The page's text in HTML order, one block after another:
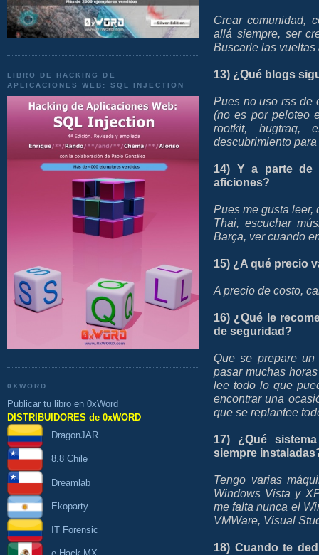
LIBRO DE HACKING DE
APLICACIONES WEB: SQL INJECTION
0XWORD
Publicar tu libro en 0xWord
DISTRIBUIDORES de 0xWORD
DragonJAR
8.8 Chile
Dreamlab
Ekoparty
IT Forensic
Crear comunidad,
allá siempre, ser
Buscarle las vueltas
13) ¿Qué blogs
Pues no uso rss de
(no es por peloteo
rootkit, bugtraq,
descubrimiento
14) Y a parte de
aficiones?
Pues me gusta leer,
Thai, escuchar
Barça, ver cuando
15) ¿A qué precio
A precio de costo,
16) ¿Qué le
de seguridad?
Que se prepare
pasar muchas
lee todo lo que
encontrar una
que se replantee
17) ¿Qué
siempre
Tengo varias
Windows Vista y
me falta nunca el
VMWare, Visual
18) Cuando te